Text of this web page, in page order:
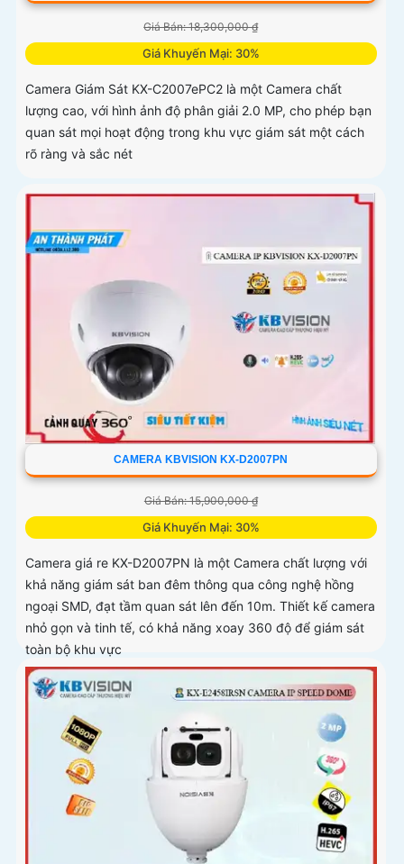
Giá Bán: 18,300,000 ₫
Giá Khuyến Mại: 30%
Camera Giám Sát KX-C2007ePC2 là một Camera chất
lượng cao, với hình ảnh độ phân giải 2.0 MP, cho phép bạn
quan sát mọi hoạt động trong khu vực giám sát một cách
rõ ràng và sắc nét
CAMERA KBVISION KX-D2007PN
Giá Bán: 15,900,000 ₫
Giá Khuyến Mại: 30%
Camera giá re KX-D2007PN là một Camera chất lượng với
khả năng giám sát ban đêm thông qua công nghệ hồng
ngoại SMD, đạt tầm quan sát lên đến 10m. Thiết kế camera
nhỏ gọn và tinh tế, có khả năng xoay 360 độ để giám sát
toàn bộ khu vực